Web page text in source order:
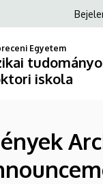
fiók
Egyetem
iskola